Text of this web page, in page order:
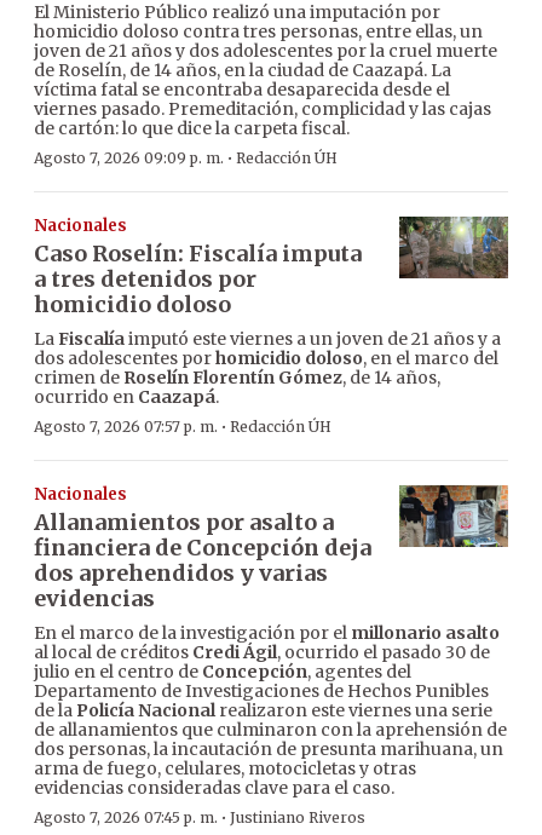
El Ministerio Público realizó una imputación por
homicidio doloso contra tres personas, entre ellas, un
joven de 21 años y dos adolescentes por la cruel muerte
de Roselín, de 14 años, en la ciudad de Caazapá. La
víctima fatal se encontraba desaparecida desde el
viernes pasado. Premeditación, complicidad y las cajas
de cartón: lo que dice la carpeta fiscal.
Agosto 7, 2026 09:09 p. m. · Redacción ÚH
Nacionales
Caso Roselín: Fiscalía imputa
a tres detenidos por
homicidio doloso
LaFiscalíaimputó este viernes a un joven de 21 años y a
dos adolescentes porhomicidio doloso, en el marco del
crimen de Roselín Florentín Gómez, de 14 años,
ocurrido en Caazapá.
Agosto 7, 2026 07:57 p. m. · Redacción ÚH
Nacionales
Allanamientos por asalto a
financiera de Concepción deja
dos aprehendidos y varias
evidencias
En el marco de la investigación por el millonario asalto
al local de créditos Credi Ágil, ocurrido el pasado 30 de
julio en el centro de Concepción, agentes del
Departamento de Investigaciones de Hechos Punibles
de la Policía Nacionalrealizaron este viernes una serie
de allanamientos que culminaron con la aprehensión de
dos personas, la incautación de presunta marihuana, un
arma de fuego, celulares, motocicletas y otras
evidencias consideradas clave para el caso.
Agosto 7, 2026 07:45 p. m. · Justiniano Riveros